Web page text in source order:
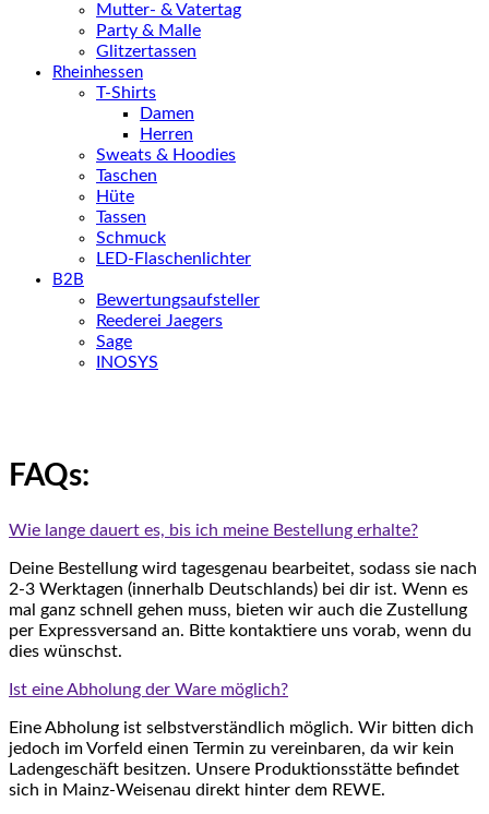
Mutter- & Vatertag
Party & Malle
Glitzertassen
Rheinhessen
T-Shirts
Damen
Herren
Sweats & Hoodies
Taschen
Hüte
Tassen
Schmuck
LED-Flaschenlichter
B2B
Bewertungsaufsteller
Reederei Jaegers
Sage
INOSYS
FAQs:
Wie lange dauert es, bis ich meine Bestellung erhalte?
Deine Bestellung wird tagesgenau bearbeitet, sodass sie nach
2-3 Werktagen (innerhalb Deutschlands) bei dir ist. Wenn es
mal ganz schnell gehen muss, bieten wir auch die Zustellung
per Expressversand an. Bitte kontaktiere uns vorab, wenn du
dies wünschst.
Ist eine Abholung der Ware möglich?
Eine Abholung ist selbstverständlich möglich. Wir bitten dich
jedoch im Vorfeld einen Termin zu vereinbaren, da wir kein
Ladengeschäft besitzen. Unsere Produktionsstätte befindet
sich in Mainz-Weisenau direkt hinter dem REWE.